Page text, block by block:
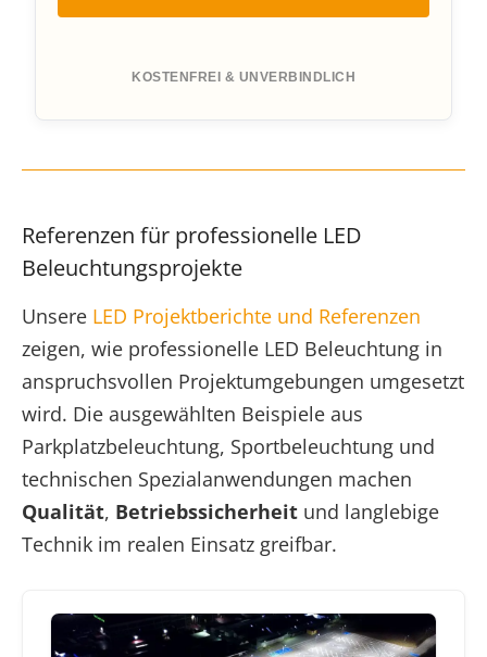
KOSTENFREI & UNVERBINDLICH
Referenzen für professionelle LED
Beleuchtungsprojekte
Unsere LED Projektberichte und Referenzen
zeigen, wie professionelle LED Beleuchtung in
anspruchsvollen Projektumgebungen umgesetzt
wird. Die ausgewählten Beispiele aus
Parkplatzbeleuchtung, Sportbeleuchtung und
technischen Spezialanwendungen machen
Qualität, Betriebssicherheit und langlebige
Technik im realen Einsatz greifbar.